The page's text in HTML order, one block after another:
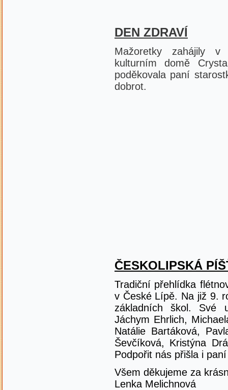
DEN ZDRAVÍ
Mažoretky zahájily v
kulturním domě
poděkovala paní
dobrot.
ČESKOLIPSKÁ
Tradiční přehlídka
v České Lípě. Na již 9.
základních škol. Své
Jáchym Ehrlich,
Natálie Bartáková,
Ševčíková, Kristýna
Podpořit nás přišla i
Všem děkujeme za
Lenka Melichnová